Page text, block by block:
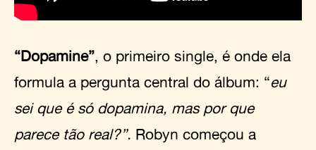
“Dopamine” , o primeiro single, é onde ela
formula a pergunta central do álbum: “eu
sei que é só dopamina, mas por que
parece tão real?”. Robyn começou a